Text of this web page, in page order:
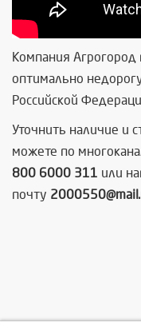
Компания
оптимально
Российской
Уточнить наличие и
можете по
800 6000 311 или
почту